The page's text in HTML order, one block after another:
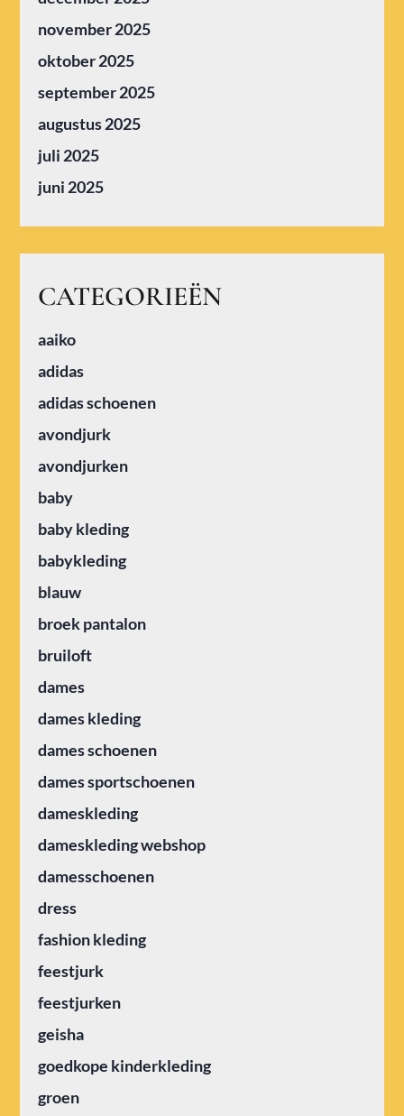
november 2025
oktober 2025
september 2025
augustus 2025
juli 2025
juni 2025
CATEGORIEËN
aaiko
adidas
adidas schoenen
avondjurk
avondjurken
baby
baby kleding
babykleding
blauw
broek pantalon
bruiloft
dames
dames kleding
dames schoenen
dames sportschoenen
dameskleding
dameskleding webshop
damesschoenen
dress
fashion kleding
feestjurk
feestjurken
geisha
goedkope kinderkleding
groen